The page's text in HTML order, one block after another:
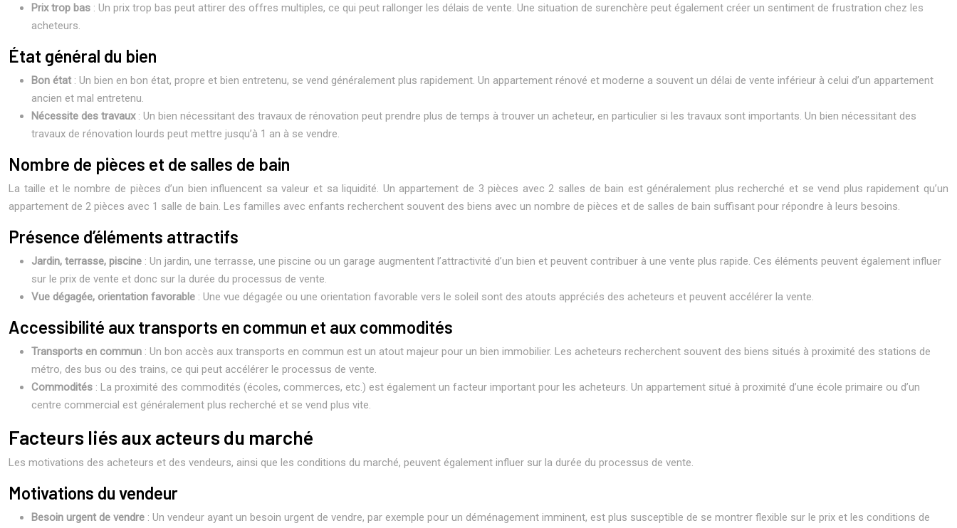
Prix trop bas : Un prix trop bas peut attirer des offres multiples, ce qui peut rallonger les délais de vente. Une situation de surenchère peut également créer un sentiment de frustration chez les
acheteurs.
État général du bien
Bon état : Un bien en bon état, propre et bien entretenu, se vend généralement plus rapidement. Un appartement rénové et moderne a souvent un délai de vente inférieur à celui d’un appartement
ancien et mal entretenu.
Nécessite des travaux : Un bien nécessitant des travaux de rénovation peut prendre plus de temps à trouver un acheteur, en particulier si les travaux sont importants. Un bien nécessitant des
travaux de rénovation lourds peut mettre jusqu’à 1 an à se vendre.
Nombre de pièces et de salles de bain
La taille et le nombre de pièces d’un bien influencent sa valeur et sa liquidité. Un appartement de 3 pièces avec 2 salles de bain est généralement plus recherché et se vend plus rapidement qu’un
appartement de 2 pièces avec 1 salle de bain. Les familles avec enfants recherchent souvent des biens avec un nombre de pièces et de salles de bain suffisant pour répondre à leurs besoins.
Présence d’éléments attractifs
Jardin, terrasse, piscine : Un jardin, une terrasse, une piscine ou un garage augmentent l’attractivité d’un bien et peuvent contribuer à une vente plus rapide. Ces éléments peuvent également influer
sur le prix de vente et donc sur la durée du processus de vente.
Vue dégagée, orientation favorable : Une vue dégagée ou une orientation favorable vers le soleil sont des atouts appréciés des acheteurs et peuvent accélérer la vente.
Accessibilité aux transports en commun et aux commodités
Transports en commun : Un bon accès aux transports en commun est un atout majeur pour un bien immobilier. Les acheteurs recherchent souvent des biens situés à proximité des stations de
métro, des bus ou des trains, ce qui peut accélérer le processus de vente.
Commodités : La proximité des commodités (écoles, commerces, etc.) est également un facteur important pour les acheteurs. Un appartement situé à proximité d’une école primaire ou d’un
centre commercial est généralement plus recherché et se vend plus vite.
Facteurs liés aux acteurs du marché
Les motivations des acheteurs et des vendeurs, ainsi que les conditions du marché, peuvent également influer sur la durée du processus de vente.
Motivations du vendeur
Besoin urgent de vendre : Un vendeur ayant un besoin urgent de vendre, par exemple pour un déménagement imminent, est plus susceptible de se montrer flexible sur le prix et les conditions de